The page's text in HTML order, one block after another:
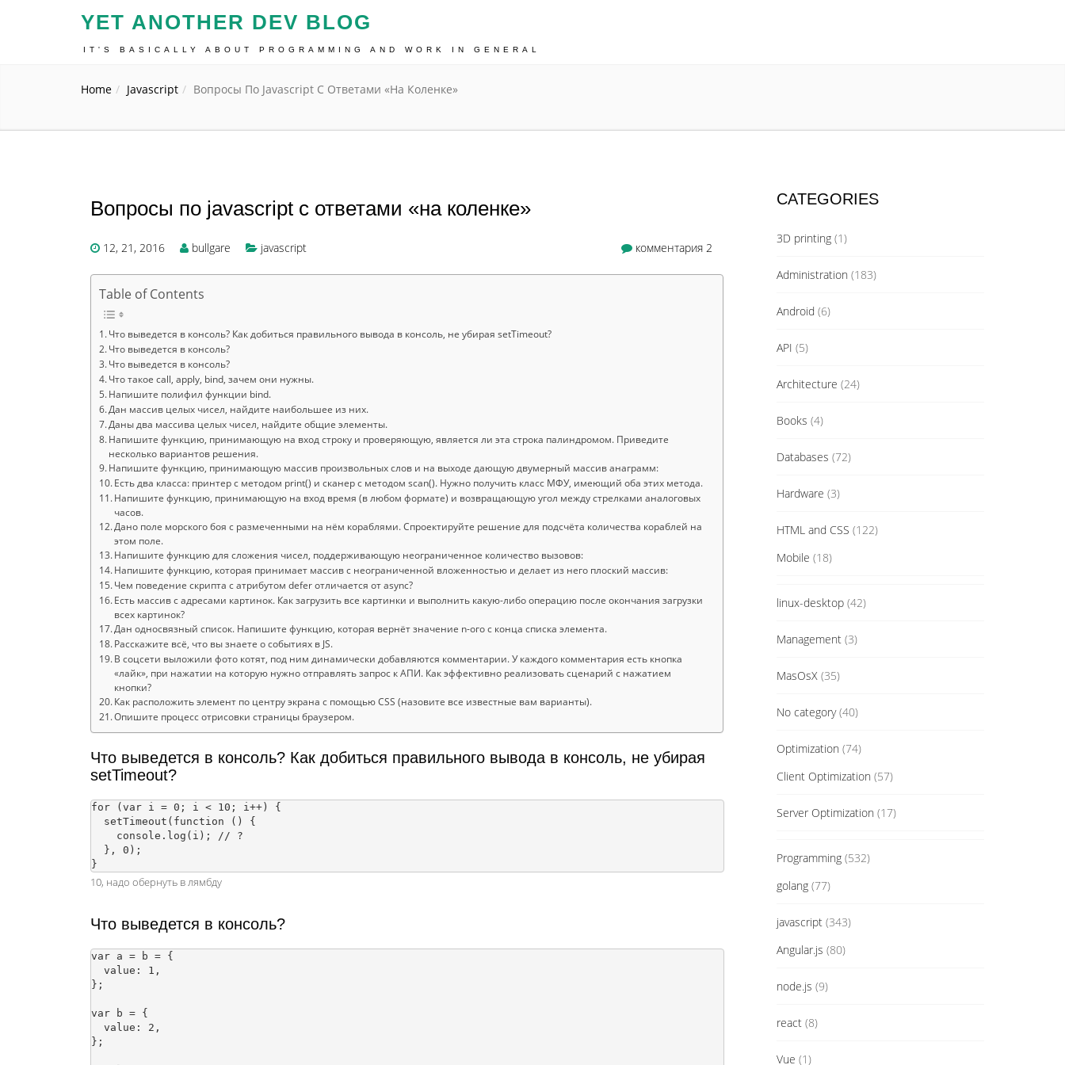
YET ANOTHER DEV BLOG
IT'S BASICALLY ABOUT PROGRAMMING AND WORK IN GENERAL
Home Javascript Вопросы По Javascript С Ответами «на Коленке»
Вопросы по javascript с ответами «на коленке»
12, 21, 2016 bullgare javascript комментария 2
Table of Contents
Что выведется в консоль? Как добиться правильного вывода в консоль, не убирая setTimeout?
Что выведется в консоль?
Что выведется в консоль?
Что такое call, apply, bind, зачем они нужны.
Напишите полифил функции bind.
Дан массив целых чисел, найдите наибольшее из них.
Даны два массива целых чисел, найдите общие элементы.
Напишите функцию, принимающую на вход строку и проверяющую, является ли эта строка палиндромом. Приведите
несколько вариантов решения.
Напишите функцию, принимающую массив произвольных слов и на выходе дающую двумерный массив анаграмм:
Есть два класса: принтер с методом print() и сканер с методом scan(). Нужно получить класс МФУ, имеющий оба этих метода.
Напишите функцию, принимающую на вход время (в любом формате) и возвращающую угол между стрелками аналоговых
часов.
Дано поле морского боя с размеченными на нём кораблями. Спроектируйте решение для подсчёта количества кораблей на
этом поле.
Напишите функцию для сложения чисел, поддерживающую неограниченное количество вызовов:
Напишите функцию, которая принимает массив с неограниченной вложенностью и делает из него плоский массив:
Чем поведение скрипта с атрибутом defer отличается от async?
Есть массив с адресами картинок. Как загрузить все картинки и выполнить какую-либо операцию после окончания загрузки
всех картинок?
Дан односвязный список. Напишите функцию, которая вернёт значение n-ого с конца списка элемента.
Расскажите всё, что вы знаете о событиях в JS.
В соцсети выложили фото котят, под ним динамически добавляются комментарии. У каждого комментария есть кнопка
«лайк», при нажатии на которую нужно отправлять запрос к АПИ. Как эффективно реализовать сценарий с нажатием
кнопки?
Как расположить элемент по центру экрана с помощью CSS (назовите все известные вам варианты).
Опишите процесс отрисовки страницы браузером.
Что выведется в консоль? Как добиться правильного вывода в консоль, не убирая
setTimeout?
for (var i = 0; i < 10; i++) {
10, надо обернуть в лямбду
Что выведется в консоль?
var a = b = {
};
var b = {
};
CATEGORIES
3D printing(1)
Administration (183)
Android (6)
API (5)
Architecture (24)
Books (4)
Databases (72)
Hardware (3)
HTML and CSS (122)
Mobile (18)
linux-desktop(42)
Management(3)
MasOsX(35)
No category(40)
Optimization (74)
Client Optimization (57)
Server Optimization (17)
Programming(532)
golang(77)
javascript(343)
Angular.js (80)
node.js (9)
react(8)
Vue (1)